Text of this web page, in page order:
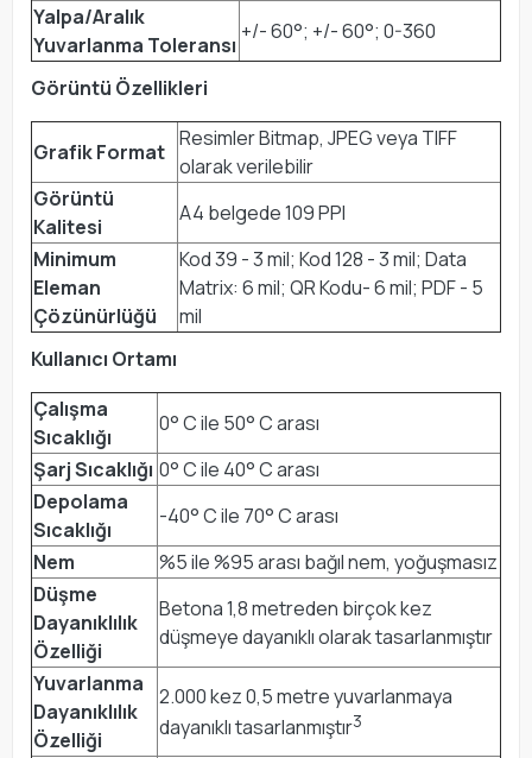
Yalpa/Aralık
Yuvarlanma Toleransı
+/- 60°; +/- 60°; 0-360
Görüntü Özellikleri
Grafik Format
Resimler Bitmap, JPEG veya TIFF
olarak verilebilir
Görüntü
Kalitesi
A4 belgede 109 PPI
Minimum
Eleman
Çözünürlüğü
Kod 39 - 3 mil; Kod 128 - 3 mil; Data
Matrix: 6 mil; QR Kodu- 6 mil; PDF - 5
mil
Kullanıcı Ortamı
Çalışma
Sıcaklığı
0° C ile 50° C arası
Şarj Sıcaklığı 0° C ile 40° C arası
Depolama
Sıcaklığı
-40° C ile 70° C arası
Nem
%5 ile %95 arası bağıl nem, yoğuşmasız
Düşme
Dayanıklılık
Özelliği
Betona 1,8 metreden birçok kez
düşmeye dayanıklı olarak tasarlanmıştır
Yuvarlanma
Dayanıklılık
Özelliği
2.000 kez 0,5 metre yuvarlanmaya
dayanıklı tasarlanmıştır3